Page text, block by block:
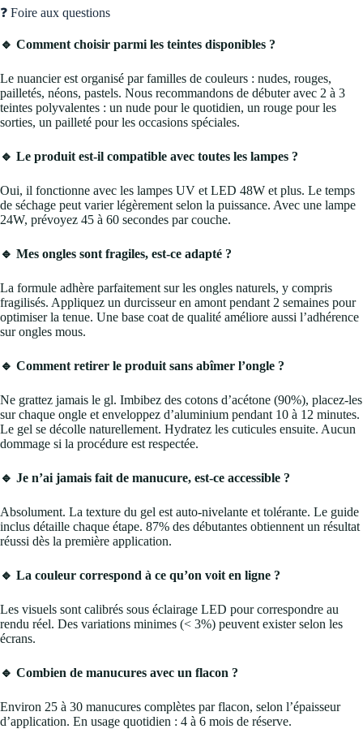
❓ Foire aux questions
🔹 Comment choisir parmi les teintes disponibles ?
Le nuancier est organisé par familles de couleurs : nudes, rouges,
pailletés, néons, pastels. Nous recommandons de débuter avec 2 à 3
teintes polyvalentes : un nude pour le quotidien, un rouge pour les
sorties, un pailleté pour les occasions spéciales.
🔹 Le produit est-il compatible avec toutes les lampes ?
Oui, il fonctionne avec les lampes UV et LED 48W et plus. Le temps
de séchage peut varier légèrement selon la puissance. Avec une lampe
24W, prévoyez 45 à 60 secondes par couche.
🔹 Mes ongles sont fragiles, est-ce adapté ?
La formule adhère parfaitement sur les ongles naturels, y compris
fragilisés. Appliquez un durcisseur en amont pendant 2 semaines pour
optimiser la tenue. Une base coat de qualité améliore aussi l’adhérence
sur ongles mous.
🔹 Comment retirer le produit sans abîmer l’ongle ?
Ne grattez jamais le gl. Imbibez des cotons d’acétone (90%), placez-les
sur chaque ongle et enveloppez d’aluminium pendant 10 à 12 minutes.
Le gel se décolle naturellement. Hydratez les cuticules ensuite. Aucun
dommage si la procédure est respectée.
🔹 Je n’ai jamais fait de manucure, est-ce accessible ?
Absolument. La texture du gel est auto-nivelante et tolérante. Le guide
inclus détaille chaque étape. 87% des débutantes obtiennent un résultat
réussi dès la première application.
🔹 La couleur correspond à ce qu’on voit en ligne ?
Les visuels sont calibrés sous éclairage LED pour correspondre au
rendu réel. Des variations minimes (< 3%) peuvent exister selon les
écrans.
🔹 Combien de manucures avec un flacon ?
Environ 25 à 30 manucures complètes par flacon, selon l’épaisseur
d’application. En usage quotidien : 4 à 6 mois de réserve.